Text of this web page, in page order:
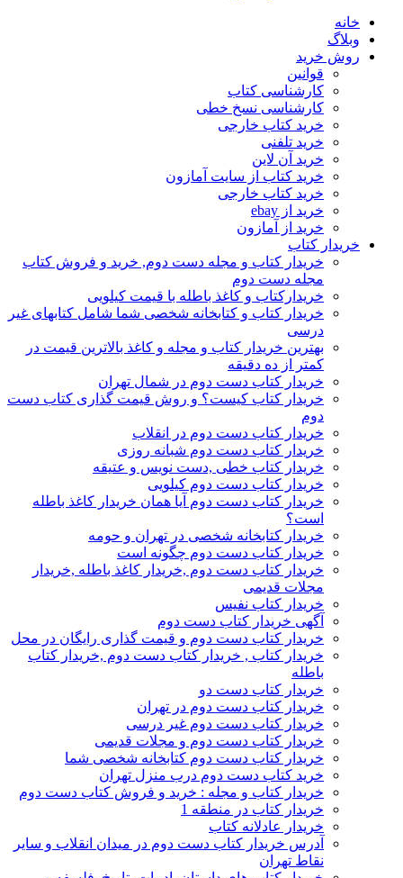
خانه
وبلاگ
روش خرید
قوانین
کارشناسی کتاب
کارشناسی نسخ خطی
خرید کتاب خارجی
خرید تلفنی
خرید آن لاین
خرید کتاب از سایت آمازون
خرید کتاب خارجی
خرید از ebay
خرید از آمازون
خریدار کتاب
خریدار کتاب و مجله دست دوم, خرید و فروش کتاب
مجله دست دوم
خریدارکتاب و کاغذ باطله با قیمت کیلویی
خریدار کتاب و کتابخانه شخصی شما شامل کتابهای غیر
درسی
بهترین خریدار کتاب و مجله و کاغذ بالاترین قیمت در
کمتر از ده دقیقه
خریدار کتاب دست دوم در شمال تهران
خریدار کتاب کیست؟ و روش قیمت گذاری کتاب دست
دوم
خریدار کتاب دست دوم در انقلاب
خریدار کتاب دست دوم شبانه روزی
خریدار کتاب خطی ,دست نویس و عتیقه
خریدار کتاب دست دوم کیلویی
خریدار کتاب دست دوم آیا همان خریدار کاغذ باطله
است؟
خریدار کتابخانه شخصی در تهران و حومه
خریدار کتاب دست دوم چگونه است
خریدار کتاب دست دوم ,خریدار کاغذ باطله ,خریدار
مجلات قدیمی
خریدار کتاب نفیس
آگهی خریدار کتاب دست دوم
خریدار کتاب دست دوم و قیمت گذاری رایگان در محل
خریدار کتاب , خریدار کتاب دست دوم ,خریدار کتاب
باطله
خریدار کتاب دست دو
خریدار کتاب دست دوم در تهران
خریدار کتاب دست دوم غیر درسی
خریدار کتاب دست دوم و مجلات قدیمی
خریدار کتاب دست دوم کتابخانه شخصی شما
خرید کتاب دست دوم درب منزل تهران
خریدار کتاب و مجله : خرید و فروش کتاب دست دوم
خریدار کتاب در منطقه 1
خریدار عادلانه کتاب
آدرس خریدار کتاب دست دوم در میدان انقلاب و سایر
نقاط تهران